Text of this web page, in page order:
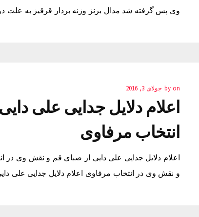
وی پس گرفته شد مدال برنز وزنه بردار قرقیز به علت
by on جولای 3, 2016
اعلام دلایل جدایی علی
انتخاب مرفاوی
اعلام دلایل جدایی علی دایی از صبای قم و نقش وی در
و نقش وی در انتخاب مرفاوی اعلام دلایل جدایی علی